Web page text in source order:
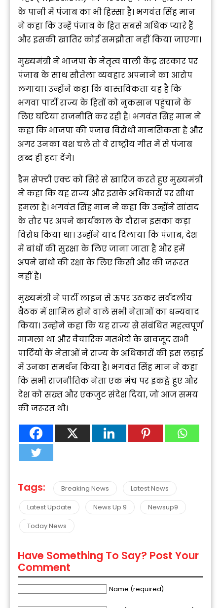
के पानी में पंजाब का भी हिस्सा है। भगवंत सिंह मान
ने कहा कि उन्हें पंजाब के हित सबसे अधिक प्यारे हैं
और इसकी खातिर कोई समझौता नहीं किया जाएगा।
मुख्यमंत्री ने भाजपा के नेतृत्व वाली केंद्र सरकार पर
पंजाब के साथ सौतेला व्यवहार अपनाने का आरोप
लगाया। उन्होंने कहा कि वास्तविकता यह है कि
भगवा पार्टी राज्य के हितों को नुकसान पहुंचाने के
लिए घटिया राजनीति कर रही है। भगवंत सिंह मान ने
कहा कि भाजपा की पंजाब विरोधी मानसिकता है और
अगर उनका वश चले तो वे राष्ट्रीय गीत में से पंजाब
शब्द ही हटा देंगे।
डैम सेफ्टी एक्ट को सिरे से खारिज करते हुए मुख्यमंत्री
ने कहा कि यह राज्य और इसके अधिकारों पर सीधा
हमला है। भगवंत सिंह मान ने कहा कि उन्होंने सांसद
के तौर पर अपने कार्यकाल के दौरान इसका कड़ा
विरोध किया था। उन्होंने याद दिलाया कि पंजाब, देश
में बांधों की सुरक्षा के लिए जाना जाता है और हमें
अपने बांधों की रक्षा के लिए किसी और की जरूरत
नहीं है।
मुख्यमंत्री ने पार्टी लाइन से ऊपर उठकर सर्वदलीय
बैठक में शामिल होने वाले सभी नेताओं का धन्यवाद
किया। उन्होंने कहा कि यह राज्य से संबंधित महत्वपूर्ण
मामला था और वैचारिक मतभेदों के बावजूद सभी
पार्टियों के नेताओं ने राज्य के अधिकारों की इस लड़ाई
में उनका समर्थन किया है। भगवंत सिंह मान ने कहा
कि सभी राजनीतिक नेता एक मंच पर इकट्ठे हुए और
देश को सख्त और एकजुट संदेश दिया, जो आज समय
की जरूरत थी।
Tags: Breaking News
Latest News
Latest Update
News Up 9
Newsup9
Today News
Have Something To Say? Post Your
Comment
Name (required)